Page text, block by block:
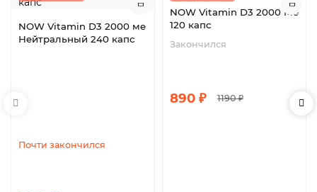
NOW Vitamin D3 2000 ме
Нейтральный 240 капс
Почти закончился
NOW Vitamin D3 2000 Me
120 капс
Закончился
890 ₽ 1190 ₽